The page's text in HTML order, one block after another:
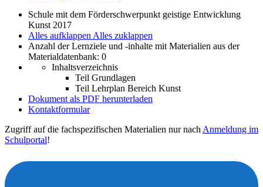
Schule mit dem Förderschwerpunkt geistige Entwicklung
Kunst 2017
Alles aufklappen Alles zuklappen
Anzahl der Lernziele und -inhalte mit Materialien aus der
Materialdatenbank: 0
Inhaltsverzeichnis
Teil Grundlagen
Teil Lehrplan Bereich Kunst
Dokument als PDF herunterladen
Kontaktformular
Zugriff auf die fachspezifischen Materialien nur nach Anmeldung im
Schulportal!